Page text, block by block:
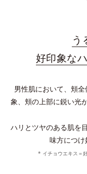
う
好印象な
男性肌において、頬
象、頬の上部に鋭い光
ハリとツヤのある肌を
味方につけ
* イチョウエキス＝